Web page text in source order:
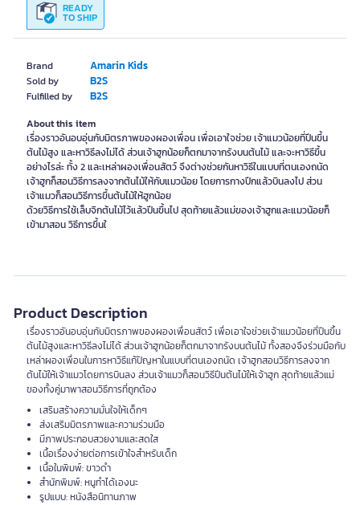
Brand Amarin Kids
Sold by B2S
Fulfilled by B2S
READY
TO SHIP
About this item
เรื่องราวอันอบอุ่นกับมิตรภาพของผองเพื่อน เพื่อเอาใจช่วย เจ้าแมวน้อยที่ปีนขึ้น
ต้นไม้สูง และหาวิธีลงไม่ได้ ส่วนเจ้าฮูกน้อยก็ตกมาจากรังบนต้นไม้ และจะหาวิธีขึ้น
อย่างไรล่ะ ทั้ง 2 และเหล่าผองเพื่อนสัตว์ จึงต่างช่วยกันหาวิธีในแบบที่ตนเองถนัด
เจ้าฮูกก็สอนวิธีการลงจากต้นไม้ให้กับแมวน้อย โดยการกางปีกแล้วบินลงไป ส่วน
เจ้าแมวก็สอนวิธีการขึ้นต้นไม้ให้ฮูกน้อย
ด้วยวิธีการใช้เล็บจิกต้นไม้ไว้แล้วปีนขึ้นไป สุดท้ายแล้วแม่ของเจ้าฮูกและแมวน้อยก็
เข้ามาสอน วิธีการขึ้นใ
Product Description
เรื่องราวอันอบอุ่นกับมิตรภาพของผองเพื่อนสัตว์ เพื่อเอาใจช่วยเจ้าแมวน้อยที่ปีนขึ้น
ต้นไม้สูงและหาวิธีลงไม่ได้ ส่วนเจ้าฮูกน้อยก็ตกมาจากรังบนต้นไม้ ทั้งสองจึงร่วมมือกับ
เหล่าผองเพื่อนในการหาวิธีแก้ปัญหาในแบบที่ตนเองถนัด เจ้าฮูกสอนวิธีการลงจาก
ต้นไม้ให้เจ้าแมวโดยการบินลง ส่วนเจ้าแมวก็สอนวิธีปีนต้นไม้ให้เจ้าฮูก สุดท้ายแล้วแม่
ของทั้งคู่มาพาสอนวิธีการที่ถูกต้อง
เสริมสร้างความมั่นใจให้เด็กๆ
ส่งเสริมมิตรภาพและความร่วมมือ
มีภาพประกอบสวยงามและสดใส
เนื้อเรื่องง่ายต่อการเข้าใจสำหรับเด็ก
เนื้อในพิมพ์: ขาวดำ
สำนักพิมพ์: หนูทำได้เองนะ
รูปแบบ: หนังสือนิทานภาพ